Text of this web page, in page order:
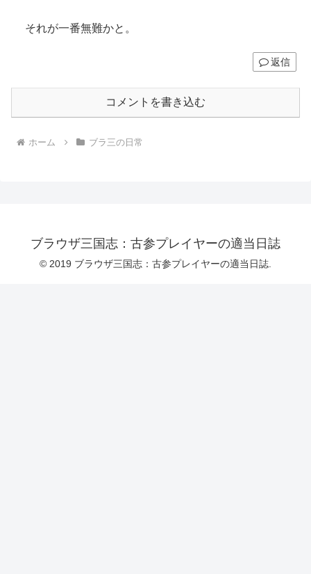
それが一番無難かと。
返信
コメントを書き込む
ホーム ブラ三の日常
ブラウザ三国志：古参プレイヤーの適当日誌
© 2019 ブラウザ三国志：古参プレイヤーの適当日誌.